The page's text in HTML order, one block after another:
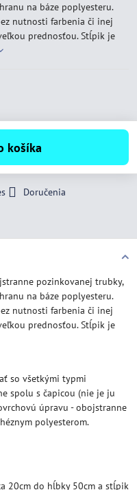
na báze poplyesteru.
nutnosti farbenia či inej
prednosťou. Stĺpik je
košíka
Doručenia
pozinkovanej trubky,
na báze poplyesteru.
nutnosti farbenia či inej
prednosťou. Stĺpik je
so všetkými typmi
spolu s čapicou (nie je ju
úpravu - obojstranne
polyesterom.
20cm do hĺbky 50cm a stĺpik